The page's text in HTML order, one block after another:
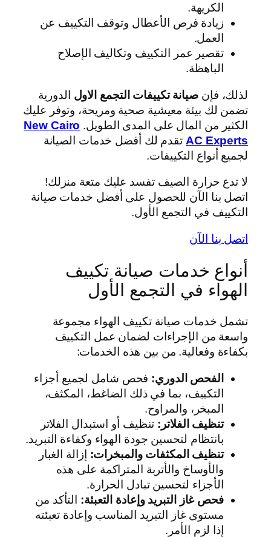
الكريهة.
زيادة فرص الأعطال وتوقف التكييف عن
العمل.
تقصير عمر التكييف وتكاليف الإصلاح
الباهظة.
لذلك، فإن صيانة تكييفات التجمع الاول الدورية
تضمن لك بيئة معيشية صحية ومريحة، وتوفر عليك
الكثير من المال على المدى الطويل. New Cairo
AC Experts تقدم لك أفضل خدمات الصيانة
لجميع أنواع التكييفات.
لا تدع حرارة الصيف تفسد عليك متعة منزلك!
اتصل بنا الآن للحصول على أفضل خدمات صيانة
التكييف في التجمع الأول.
اتصل بنا الآن
أنواع خدمات صيانة تكييف
الهواء في التجمع الأول
تشمل خدمات صيانة تكييف الهواء مجموعة
واسعة من الإجراءات لضمان عمل التكييف
بكفاءة وفعالية. من بين هذه الخدمات:
الفحص الدوري: فحص شامل لجميع أجزاء
التكييف، بما في ذلك الضاغط، المكثف،
المبخر، والمراوح.
تنظيف الفلاتر: تنظيف أو استبدال الفلاتر
بانتظام لتحسين جودة الهواء وكفاءة التبريد.
تنظيف المكثفات والمبخرات: إزالة الغبار
والأوساخ والأتربة المتراكمة على هذه
الأجزاء لتحسين تبادل الحرارة.
فحص غاز التبريد وإعادة التعبئة: التأكد من
مستوى غاز التبريد المناسب وإعادة تعبئته
إذا لزم الأمر.